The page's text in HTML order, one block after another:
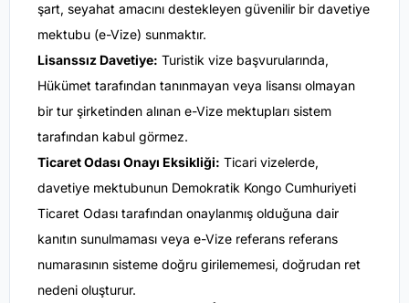
şart, seyahat amacını destekleyen güvenilir bir davetiye
mektubu (e-Vize) sunmaktır.
Lisanssız Davetiye: Turistik vize başvurularında,
Hükümet tarafından tanınmayan veya lisansı olmayan
bir tur şirketinden alınan e-Vize mektupları sistem
tarafından kabul görmez.
Ticaret Odası Onayı Eksikliği: Ticari vizelerde,
davetiye mektubunun Demokratik Kongo Cumhuriyeti
Ticaret Odası tarafından onaylanmış olduğuna dair
kanıtın sunulmaması veya e-Vize referans referans
numarasının sisteme doğru girilememesi, doğrudan ret
nedeni oluşturur.